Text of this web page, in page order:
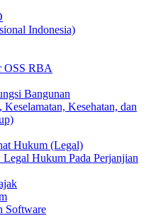
Indonesia)
OSS RBA
Bangunan
Kesehatan, dan
Hukum (Legal)
Hukum Pada Perjanjian
Software